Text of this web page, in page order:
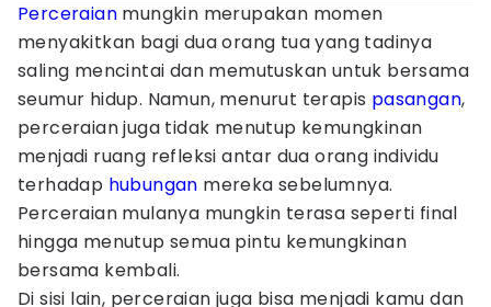
Perceraian mungkin merupakan momen
menyakitkan bagi dua orang tua yang tadinya
saling mencintai dan memutuskan untuk bersama
seumur hidup. Namun, menurut terapis pasangan,
perceraian juga tidak menutup kemungkinan
menjadi ruang refleksi antar dua orang individu
terhadap hubungan mereka sebelumnya.
Perceraian mulanya mungkin terasa seperti final
hingga menutup semua pintu kemungkinan
bersama kembali.
Di sisi lain, perceraian juga bisa menjadi kamu dan